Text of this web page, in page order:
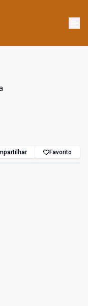
Favorito